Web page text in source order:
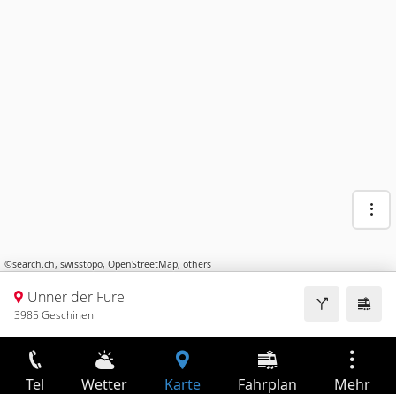
©search.ch, swisstopo, OpenStreetMap, others
Unner der Fure
3985 Geschinen
Tel Wetter Karte Fahrplan Mehr